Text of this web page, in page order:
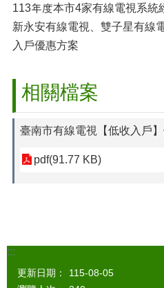
113年度本市4家有線電視系統
新永安有線電視、雙子星有線
入戶優惠方案
相關檔案
臺南市有線電視【低收入戶
pdf(91.77 KB)
:::
更新日期：
115-08-05